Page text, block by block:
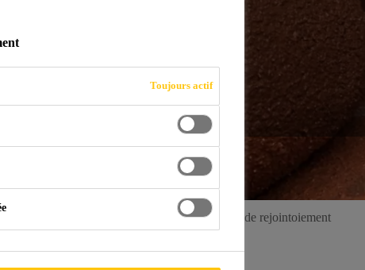
DE
La sélection des mortiers de rejointoiement
Toujours actif